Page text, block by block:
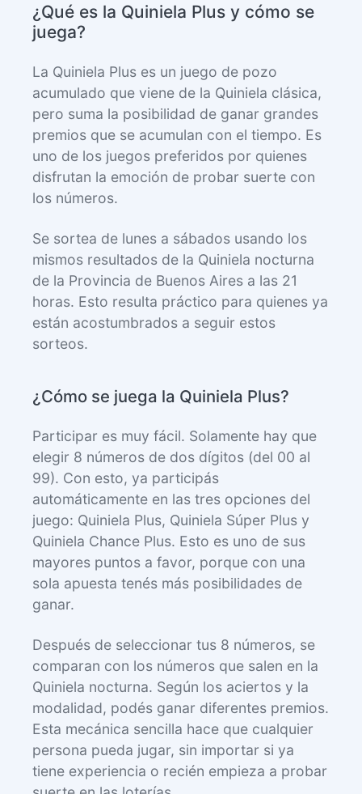
¿Qué es la Quiniela Plus y cómo se
juega?
La Quiniela Plus es un juego de pozo
acumulado que viene de la Quiniela clásica,
pero suma la posibilidad de ganar grandes
premios que se acumulan con el tiempo. Es
uno de los juegos preferidos por quienes
disfrutan la emoción de probar suerte con
los números.
Se sortea de lunes a sábados usando los
mismos resultados de la Quiniela nocturna
de la Provincia de Buenos Aires a las 21
horas. Esto resulta práctico para quienes ya
están acostumbrados a seguir estos
sorteos.
¿Cómo se juega la Quiniela Plus?
Participar es muy fácil. Solamente hay que
elegir 8 números de dos dígitos (del 00 al
99). Con esto, ya participás
automáticamente en las tres opciones del
juego: Quiniela Plus, Quiniela Súper Plus y
Quiniela Chance Plus. Esto es uno de sus
mayores puntos a favor, porque con una
sola apuesta tenés más posibilidades de
ganar.
Después de seleccionar tus 8 números, se
comparan con los números que salen en la
Quiniela nocturna. Según los aciertos y la
modalidad, podés ganar diferentes premios.
Esta mecánica sencilla hace que cualquier
persona pueda jugar, sin importar si ya
tiene experiencia o recién empieza a probar